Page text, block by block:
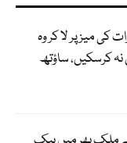
کی میز پر لا کر وہ
نہ کرسکیں، ساؤتھ